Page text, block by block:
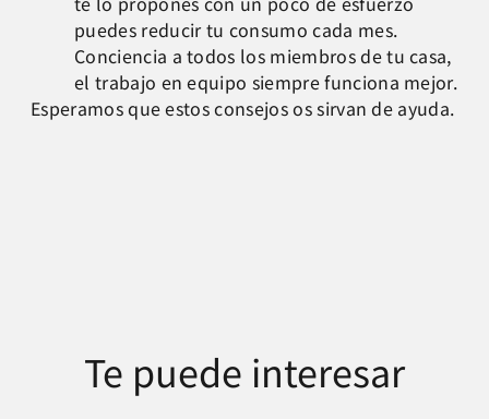
puedes reducir tu consumo cada mes.
Conciencia a todos los miembros de tu casa,
el trabajo en equipo siempre funciona mejor.
Esperamos que estos consejos os sirvan de ayuda.
Te puede interesar